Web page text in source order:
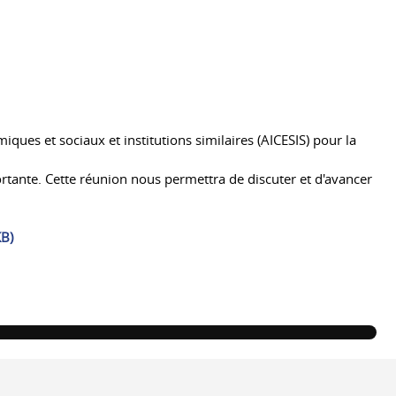
et sociaux et institutions similaires (AICESIS) pour la
Cette réunion nous permettra de discuter et d'avancer
)